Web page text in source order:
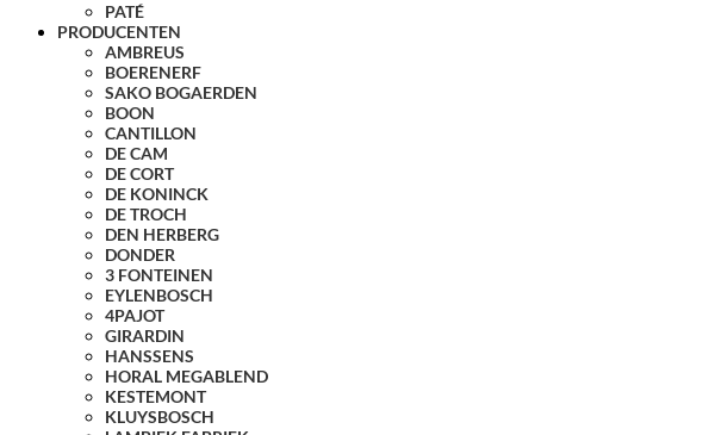
PATÉ
PRODUCENTEN
AMBREUS
BOERENERF
SAKO BOGAERDEN
BOON
CANTILLON
DE CAM
DE CORT
DE KONINCK
DE TROCH
DEN HERBERG
DONDER
3 FONTEINEN
EYLENBOSCH
4PAJOT
GIRARDIN
HANSSENS
HORAL MEGABLEND
KESTEMONT
KLUYSBOSCH